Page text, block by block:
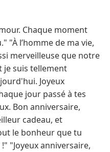
Chaque moment
"À l’homme de ma vie,
merveilleuse que notre
je suis tellement
Joyeux
jour passé à tes
Bon anniversaire,
cadeau, et
le bonheur que tu
"Joyeux anniversaire,